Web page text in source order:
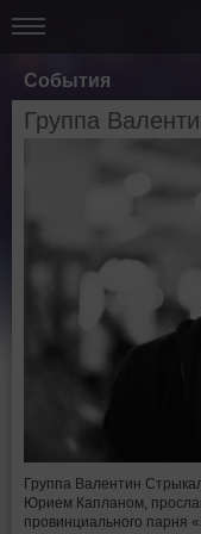
События
Группа
Группа Валентин
Юрием Капланом,
провинциального парня